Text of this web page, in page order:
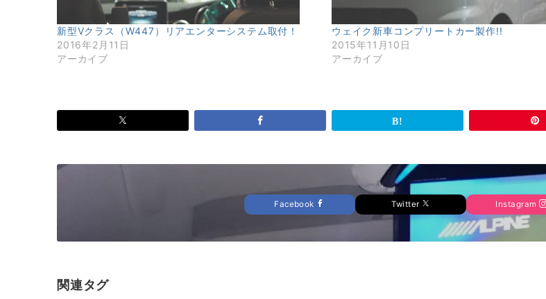
新型Vクラス（W447）リアエンターシステム取付！
2016年2月11日
アーカイブ
ウェイク新車コンプリートカー製作!!
2015年11月10日
アーカイブ
Facebook Twitter Instagram
関連タグ